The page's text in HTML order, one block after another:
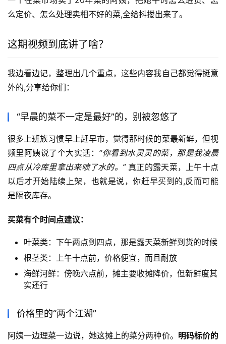
么定价、怎么处理卖相不好的菜,全给抖搂出来了。
这期视频到底讲了啥？
我边看边记，整理出几个重点，这些内容我自己都觉得挺意
外的,分享给你们：
“早晨的菜不一定是最好”的，别被忽悠了
很多上班族习惯早上赶早市，觉得那时候的菜最新鲜，但视
频里阿姨说了个大实话： “你看到水灵灵的菜，那是我凌晨
四点从冷库里拿出来喷了水的。” 真正的露天菜，上午十点
以后才开始陆续上架，也就是说，你赶早买到的,反而可能
是隔夜库存。
买菜有个时间点建议：
叶菜类：下午两点到四点，那是露天菜新鲜到货的时候
根茎类：上午十点前，价格便宜，而且耐放
海鲜河鲜：傍晚六点前，摊主要收摊降价，但新鲜度其
实还行
价格里的“两个江湖”
阿姨一边理菜一边说，她这摊上的菜分两种价。 明码标价的